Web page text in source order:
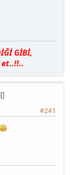
GİBİ,
et..!!..
#241